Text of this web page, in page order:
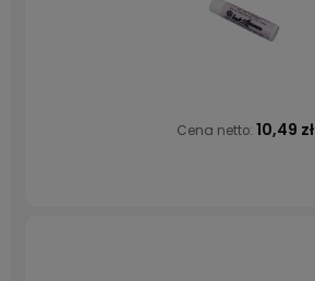
Cena netto: 10,49 zł